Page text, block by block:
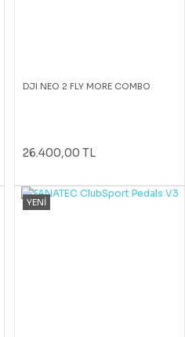
DJI NEO 2 FLY MORE COMBO
26.400,00 TL
YENİ